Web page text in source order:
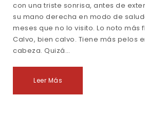
con una triste sonrisa, antes de
su mano derecha en modo de
meses que no lo visito. Lo noto
Calvo, bien calvo. Tiene más pelos
cabeza. Quizá…
Leer Más